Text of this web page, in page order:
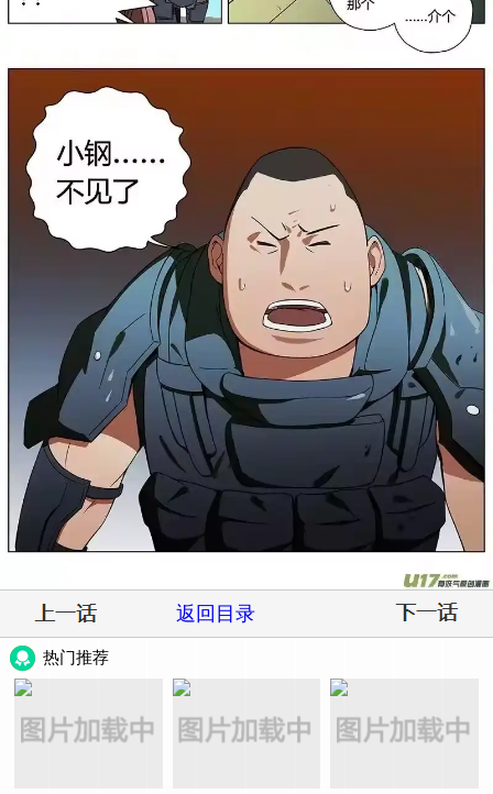
返回目录
热门推荐